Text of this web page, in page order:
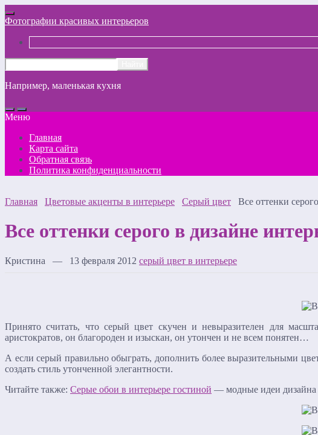
Фотографии красивых интерьеров
Например, маленькая кухня
Меню
Главная
Карта сайта
Обратная связь
Политика конфиденциальности
Главная Цветовые акценты в интерьере Серый цвет Все оттенки
Все оттенки серого в дизайне
Кристина — 13 февраля 2012 серый цвет в интерьере
Принято считать, что серый цвет скучен и невыразителен для
аристократов, он благороден и изыскан, он утончен и не всем понятен…
А если серый правильно обыграть, дополнить более выразительными
создать стиль утонченной элегантности.
Читайте также: Серые обои в интерьере гостиной — модные идеи дизайна